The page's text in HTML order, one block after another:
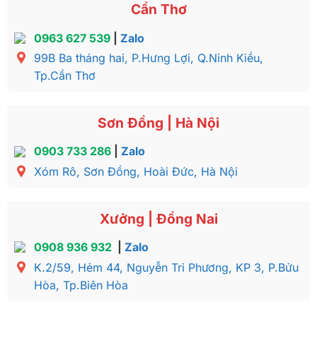
Cần Thơ
0963 627 539| Zalo
99B Ba tháng hai, P.Hưng Lợi, Q.Ninh Kiều,
Tp.Cần Thơ
Sơn Đồng | Hà Nội
0903 733 286| Zalo
Xóm Rô, Sơn Đồng, Hoài Đức, Hà Nội
Xưởng | Đồng Nai
0908 936 932
Zalo
K.2/59, Hẻm 44, Nguyễn Tri Phương, KP 3, P.Bửu
Hòa, Tp.Biên Hòa